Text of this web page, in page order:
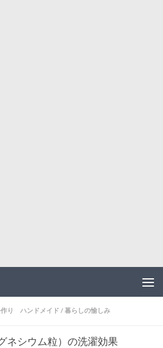
り ハンドメイド / 暮らしの愉しみ
ネシウム粒）の洗濯効果